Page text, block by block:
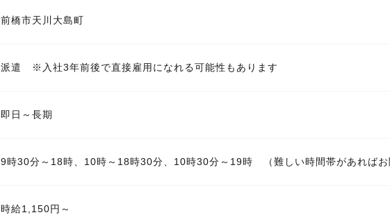
前橋市天川大島町
派遣 ※入社3年前後で直接雇用になれる可能性もあります
即日～長期
9時30分～18時、10時～18時30分、10時30分～19時 （難しい時間帯があればお
時給1,150円～